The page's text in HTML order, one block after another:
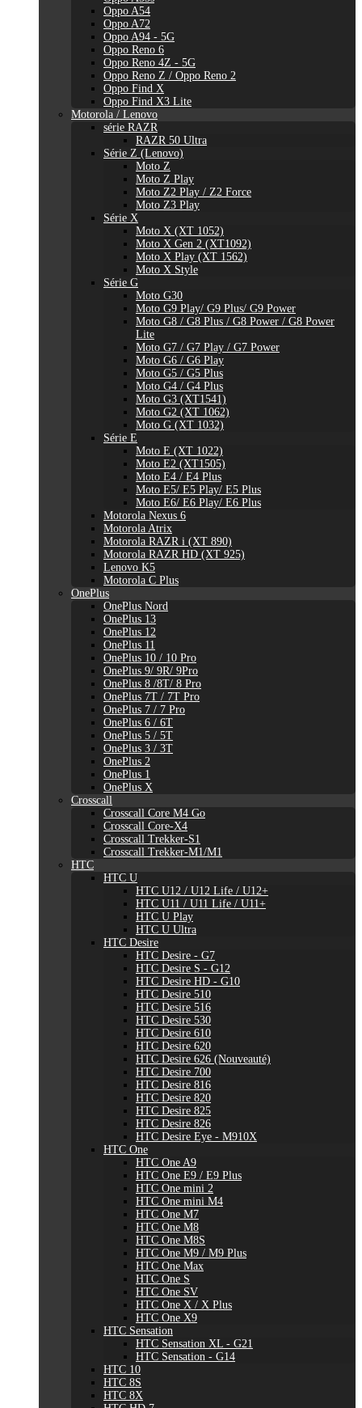
Oppo A54
Oppo A72
Oppo A94 - 5G
Oppo Reno 6
Oppo Reno 4Z - 5G
Oppo Reno Z / Oppo Reno 2
Oppo Find X
Oppo Find X3 Lite
Motorola / Lenovo
série RAZR
RAZR 50 Ultra
Série Z (Lenovo)
Moto Z
Moto Z Play
Moto Z2 Play / Z2 Force
Moto Z3 Play
Série X
Moto X (XT 1052)
Moto X Gen 2 (XT1092)
Moto X Play (XT 1562)
Moto X Style
Série G
Moto G30
Moto G9 Play/ G9 Plus/ G9 Power
Moto G8 / G8 Plus / G8 Power / G8 Power
Lite
Moto G7 / G7 Play / G7 Power
Moto G6 / G6 Play
Moto G5 / G5 Plus
Moto G4 / G4 Plus
Moto G3 (XT1541)
Moto G2 (XT 1062)
Moto G (XT 1032)
Série E
Moto E (XT 1022)
Moto E2 (XT1505)
Moto E4 / E4 Plus
Moto E5/ E5 Play/ E5 Plus
Moto E6/ E6 Play/ E6 Plus
Motorola Nexus 6
Motorola Atrix
Motorola RAZR i (XT 890)
Motorola RAZR HD (XT 925)
Lenovo K5
Motorola C Plus
OnePlus
OnePlus Nord
OnePlus 13
OnePlus 12
OnePlus 11
OnePlus 10 / 10 Pro
OnePlus 9/ 9R/ 9Pro
OnePlus 8 /8T/ 8 Pro
OnePlus 7T / 7T Pro
OnePlus 7 / 7 Pro
OnePlus 6 / 6T
OnePlus 5 / 5T
OnePlus 3 / 3T
OnePlus 2
OnePlus 1
OnePlus X
Crosscall
Crosscall Core M4 Go
Crosscall Core-X4
Crosscall Trekker-S1
Crosscall Trekker-M1/M1
HTC
HTC U
HTC U12 / U12 Life / U12+
HTC U11 / U11 Life / U11+
HTC U Play
HTC U Ultra
HTC Desire
HTC Desire - G7
HTC Desire S - G12
HTC Desire HD - G10
HTC Desire 510
HTC Desire 516
HTC Desire 530
HTC Desire 610
HTC Desire 620
HTC Desire 626 (Nouveauté)
HTC Desire 700
HTC Desire 816
HTC Desire 820
HTC Desire 825
HTC Desire 826
HTC Desire Eye - M910X
HTC One
HTC One A9
HTC One E9 / E9 Plus
HTC One mini 2
HTC One mini M4
HTC One M7
HTC One M8
HTC One M8S
HTC One M9 / M9 Plus
HTC One Max
HTC One S
HTC One SV
HTC One X / X Plus
HTC One X9
HTC Sensation
HTC Sensation XL - G21
HTC Sensation - G14
HTC 10
HTC 8S
HTC 8X